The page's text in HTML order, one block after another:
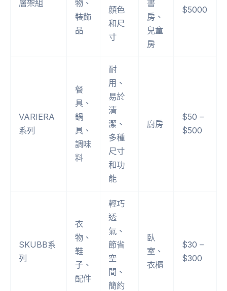
層架組
物、
裝飾
品
顏色
和尺
寸
書
房、
兒童
房
$5000
VARIERA
系列
餐
具、
鍋
具、
調味
料
耐
用、
易於
清
潔、
多種
尺寸
和功
能
廚房
$50 –
$500
SKUBB系
列
衣
物、
鞋
子、
配件
輕巧
透
氣、
節省
空
間、
簡約
臥
室、
衣櫃
$30 –
$300